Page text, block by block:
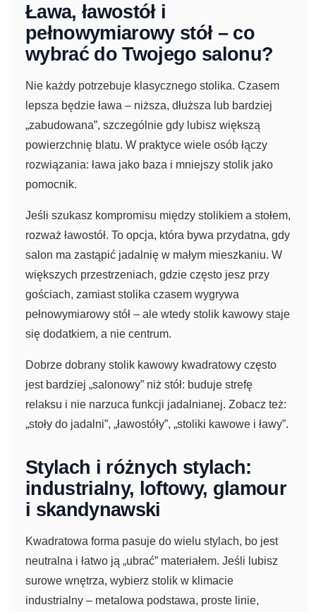
Ława, ławostół i
pełnowymiarowy stół – co
wybrać do Twojego salonu?
Nie każdy potrzebuje klasycznego stolika. Czasem
lepsza będzie ława – niższa, dłuższa lub bardziej
„zabudowana”, szczególnie gdy lubisz większą
powierzchnię blatu. W praktyce wiele osób łączy
rozwiązania: ława jako baza i mniejszy stolik jako
pomocnik.
Jeśli szukasz kompromisu między stolikiem a stołem,
rozważ ławostół. To opcja, która bywa przydatna, gdy
salon ma zastąpić jadalnię w małym mieszkaniu. W
większych przestrzeniach, gdzie często jesz przy
gościach, zamiast stolika czasem wygrywa
pełnowymiarowy stół – ale wtedy stolik kawowy staje
się dodatkiem, a nie centrum.
Dobrze dobrany stolik kawowy kwadratowy często
jest bardziej „salonowy” niż stół: buduje strefę
relaksu i nie narzuca funkcji jadalnianej. Zobacz też:
„stoły do jadalni”, „ławostóły”, „stoliki kawowe i ławy”.
Stylach i różnych stylach:
industrialny, loftowy, glamour
i skandynawski
Kwadratowa forma pasuje do wielu stylach, bo jest
neutralna i łatwo ją „ubrać” materiałem. Jeśli lubisz
surowe wnętrza, wybierz stolik w klimacie
industrialny – metalowa podstawa, proste linie,